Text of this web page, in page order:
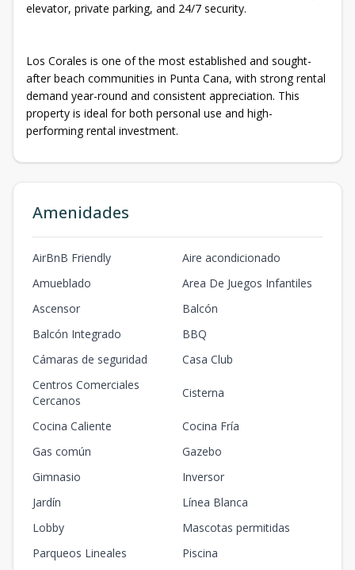
elevator, private parking, and 24/7 security.
Los Corales is one of the most established and sought-
after beach communities in Punta Cana, with strong rental
demand year-round and consistent appreciation. This
property is ideal for both personal use and high-
performing rental investment.
Amenidades
AirBnB Friendly
Aire acondicionado
Amueblado
Area De Juegos Infantiles
Ascensor
Balcón
Balcón Integrado
BBQ
Cámaras de seguridad
Casa Club
Centros Comerciales
Cercanos
Cisterna
Cocina Caliente
Cocina Fría
Gas común
Gazebo
Gimnasio
Inversor
Jardín
Línea Blanca
Lobby
Mascotas permitidas
Parqueos Lineales
Piscina